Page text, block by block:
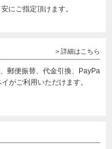
にご指定頂けます。
> 詳細はこちら
郵便振替、代金引換、PayPa
がご利用いただけます。